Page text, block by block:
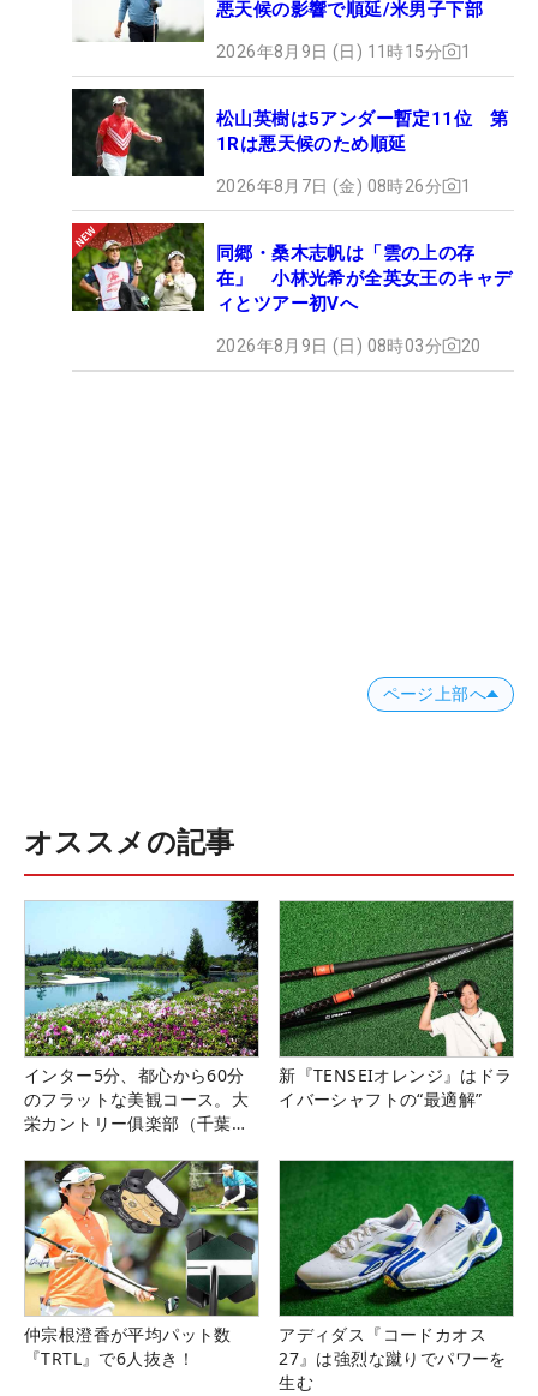
悪天候の影響で順延/米男子下部
2026年8月9日 (日) 11時15分 1
松山英樹は5アンダー暫定11位 第
1Rは悪天候のため順延
2026年8月7日 (金) 08時26分 1
同郷・桑木志帆は「雲の上の存
在」 小林光希が全英女王のキャデ
ィとツアー初Vへ
2026年8月9日 (日) 08時03分 20
ページ上部へ
オススメの記事
インター5分、都心から60分
のフラットな美観コース。大
栄カントリー俱楽部（千葉
新『TENSEIオレンジ』はドラ
イバーシャフトの“最適解”
仲宗根澄香が平均パット数
『TRTL』で6人抜き！
アディダス『コードカオス
27』は強烈な蹴りでパワーを
生む